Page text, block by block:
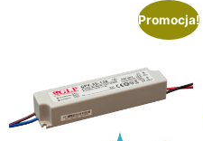
Promocja!